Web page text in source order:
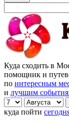
Куда сходить в
помощник и
по интересным
и лучшим
куда пойти